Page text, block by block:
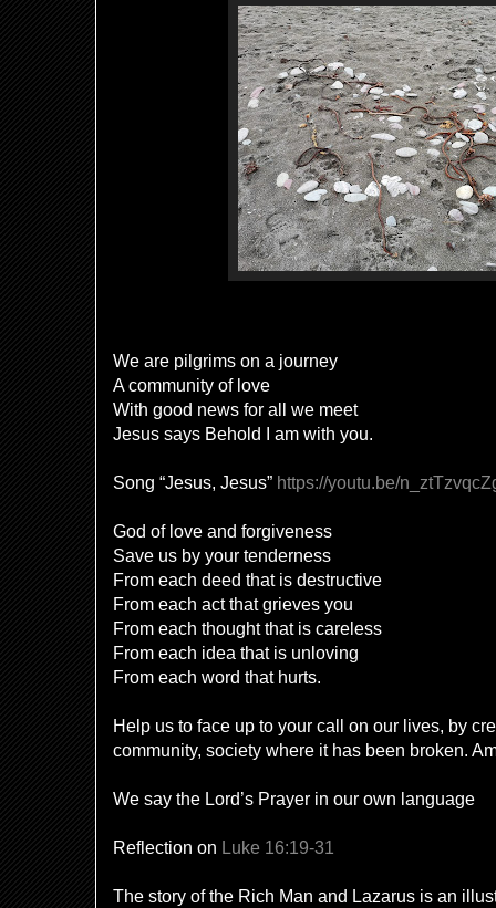
We are pilgrims on a journey
A community of love
With good news for all we meet
Jesus says Behold I am with you.
Song “Jesus, Jesus” https://youtu.be/
God of love and forgiveness
Save us by your tenderness
From each deed that is destructive
From each act that grieves you
From each thought that is careless
From each idea that is unloving
From each word that hurts.
Help us to face up to your call on our lives, by
community, society where it has been broken.
We say the Lord’s Prayer in our own language
Reflection on Luke 16:19-31
The story of the Rich Man and Lazarus is an